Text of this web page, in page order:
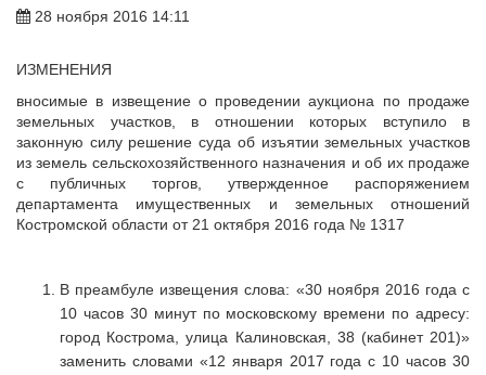
28 ноября 2016 14:11
ИЗМЕНЕНИЯ
вносимые в извещение о проведении аукциона по продаже
земельных участков, в отношении которых вступило в
законную силу решение суда об изъятии земельных участков
из земель сельскохозяйственного назначения и об их продаже
с публичных торгов, утвержденное распоряжением
департамента имущественных и земельных отношений
Костромской области от 21 октября 2016 года № 1317
В преамбуле извещения слова: «30 ноября 2016 года с
10 часов 30 минут по московскому времени по адресу:
город Кострома, улица Калиновская, 38 (кабинет 201)»
заменить словами «12 января 2017 года с 10 часов 30